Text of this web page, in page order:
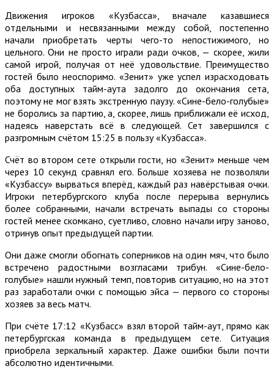
Движения игроков «Кузбасса», вначале казавшиеся
отдельными и несвязанными между собой, постепенно
начали приобретать черты чего-то непостижимого, но
цельного. Они не просто играли ради очков, — скорее, жили
самой игрой, получая от неё удовольствие. Преимущество
гостей было неоспоримо. «Зенит» уже успел израсходовать
оба доступных тайм-аута задолго до окончания сета,
поэтому не мог взять экстренную паузу. «Сине-бело-голубые»
не боролись за партию, а, скорее, лишь приближали её исход,
надеясь наверстать всё в следующей. Сет завершился с
разгромным счётом 15:25 в пользу «Кузбасса».
Счёт во втором сете открыли гости, но «Зенит» меньше чем
через 10 секунд сравнял его. Больше хозяева не позволяли
«Кузбассу» вырваться вперёд, каждый раз навёрстывая очки.
Игроки петербургского клуба после перерыва вернулись
более собранными, начали встречать выпады со стороны
гостей менее скомкано, суетливо, словно начали игру заново,
отринув опыт предыдущей партии.
Они даже смогли обогнать соперников на один мяч, что было
встречено радостными возгласами трибун. «Сине-бело-
голубые» нашли нужный темп, повторив ситуацию, но на этот
раз заработали очки с помощью эйса — первого со стороны
хозяев за весь матч.
При счёте 17:12 «Кузбасс» взял второй тайм-аут, прямо как
петербургская команда в предыдущем сете. Ситуация
приобрела зеркальный характер. Даже ошибки были почти
абсолютно идентичными.